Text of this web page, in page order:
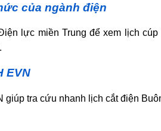
của ngành điện
lực miền Trung để xem lịch
EVN
giúp tra cứu nhanh lịch cắt điện